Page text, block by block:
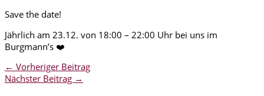
Save the date!
Jährlich am 23.12. von 18:00 – 22:00 Uhr bei uns im
Burgmann’s ❤️
← Vorheriger Beitrag
Nächster Beitrag →